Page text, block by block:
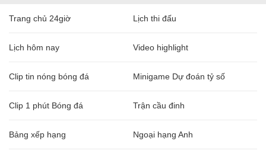
Trang chủ 24giờ Lịch thi đấu
Lịch hôm nay Video highlight
Clip tin nóng bóng đá Minigame Dự đoán tỷ số
Clip 1 phút Bóng đá Trận cầu đinh
Bảng xếp hạng Ngoại hạng Anh